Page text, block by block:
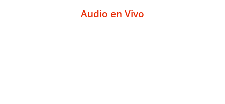
Audio en Vivo